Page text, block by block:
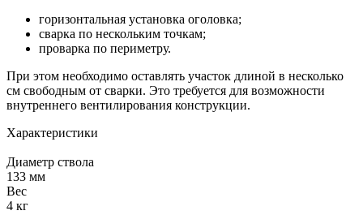
горизонтальная установка оголовка;
сварка по нескольким точкам;
проварка по периметру.
При этом необходимо оставлять участок длиной в несколько
см свободным от сварки. Это требуется для возможности
внутреннего вентилирования конструкции.
Характеристики
Диаметр ствола
133 мм
Вес
4 кг